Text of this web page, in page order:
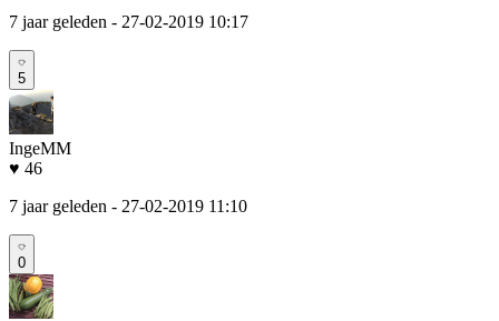
7 jaar geleden - 27-02-2019 10:17
5
IngeMM
♥ 46
7 jaar geleden - 27-02-2019 11:10
0